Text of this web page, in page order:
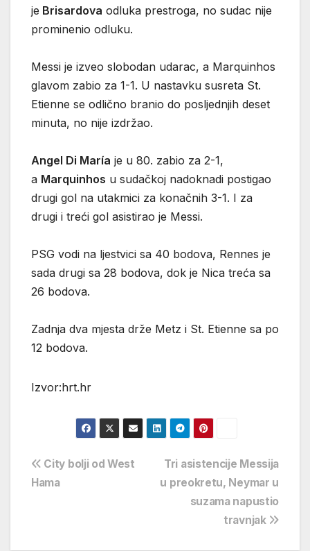
je Brisardova odluka prestroga, no sudac nije
prominenio odluku.
Messi je izveo slobodan udarac, a Marquinhos
glavom zabio za 1-1. U nastavku susreta St.
Etienne se odlično branio do posljednjih deset
minuta, no nije izdržao.
Angel Di María je u 80. zabio za 2-1,
a Marquinhos u sudačkoj nadoknadi postigao
drugi gol na utakmici za konačnih 3-1. I za
drugi i treći gol asistirao je Messi.
PSG vodi na ljestvici sa 40 bodova, Rennes je
sada drugi sa 28 bodova, dok je Nica treća sa
26 bodova.
Zadnja dva mjesta drže Metz i St. Etienne sa po
12 bodova.
Izvor:hrt.hr
Navigacija
Tri asistencije Messija
u preokretu, Neymar u
suzama napustio
travnjak
City bolji od West
Hama